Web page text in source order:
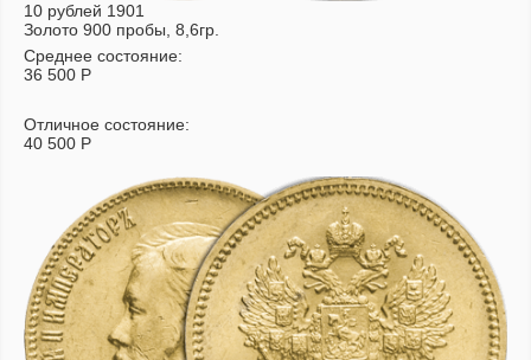
10 рублей 1901
Золото 900 пробы, 8,6гр.
Среднее состояние:
36 500 Р
Отличное состояние:
40 500 Р